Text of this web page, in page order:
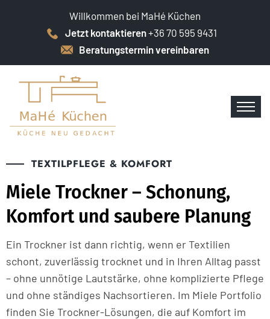
Willkommen bei MaHé Küchen
Jetzt kontaktieren+36 70 595 9431
Beratungstermin vereinbaren
TEXTILPFLEGE & KOMFORT
Miele Trockner – Schonung,
Komfort und saubere Planung
Ein Trockner ist dann richtig, wenn er Textilien
schont, zuverlässig trocknet und in Ihren Alltag passt
– ohne unnötige Lautstärke, ohne komplizierte Pflege
und ohne ständiges Nachsortieren. Im Miele Portfolio
finden Sie Trockner-Lösungen, die auf Komfort im